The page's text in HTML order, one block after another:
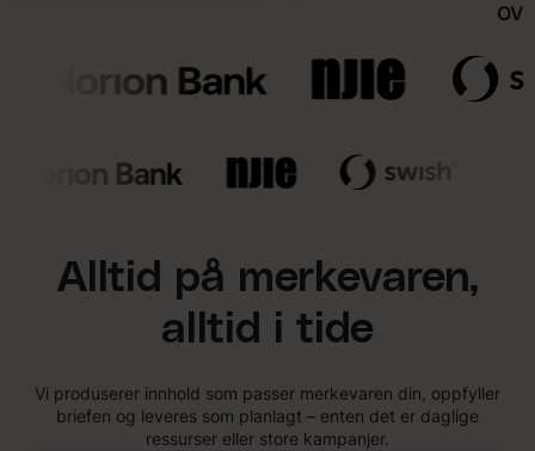
Alltid på merkevaren,
alltid i tide
Vi produserer innhold som passer merkevaren din, oppfyller
briefen og leveres som planlagt – enten det er daglige
ressurser eller store kampanjer.